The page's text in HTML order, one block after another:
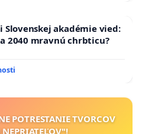
akadémie vied:
2040 mravnú chrbticu?
POTRESTANIE TVORCOV